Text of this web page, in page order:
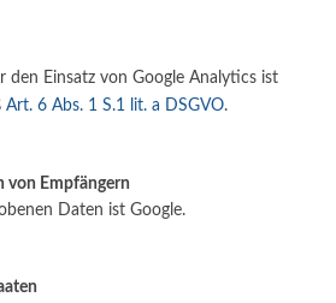
den Einsatz von Google Analytics ist
Art. 6 Abs. 1 S.1 lit. a DSGVO.
von Empfängern
Daten ist Google.